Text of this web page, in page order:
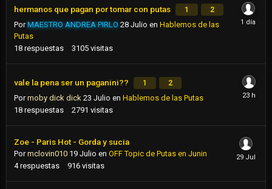
hermanos que pagan por tomar con putas 1 2
PorMAESTRO ANDREA PIRLO 28 Julio en Hablemos de las
Putas
18 respuestas 3105 visitas
vale la pena ser un paganini?? 1 2
Pormoby dick dick 23 Julio en Hablemos de las Putas
18 respuestas 2791 visitas
Zoe - Paris Hot - Gorda y sucia
Pormclovin010 19 Julio en OFF Topic de Putas en Junin
4 respuestas 916 visitas